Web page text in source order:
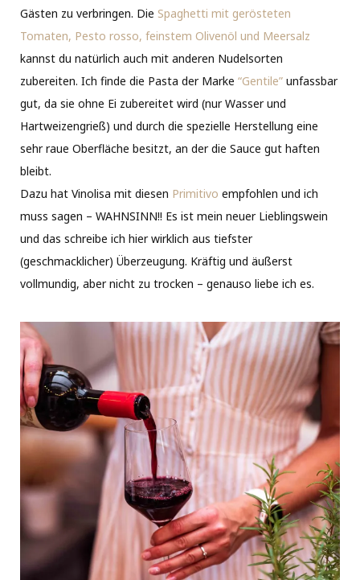
Gästen zu verbringen. Die Spaghetti mit gerösteten
Tomaten, Pesto rosso, feinstem Olivenöl und Meersalz
kannst du natürlich auch mit anderen Nudelsorten
zubereiten. Ich finde die Pasta der Marke “Gentile” unfassbar
gut, da sie ohne Ei zubereitet wird (nur Wasser und
Hartweizengrieß) und durch die spezielle Herstellung eine
sehr raue Oberfläche besitzt, an der die Sauce gut haften
bleibt.
Dazu hat Vinolisa mit diesen Primitivo empfohlen und ich
muss sagen – WAHNSINN!! Es ist mein neuer Lieblingswein
und das schreibe ich hier wirklich aus tiefster
(geschmacklicher) Überzeugung. Kräftig und äußerst
vollmundig, aber nicht zu trocken – genauso liebe ich es.